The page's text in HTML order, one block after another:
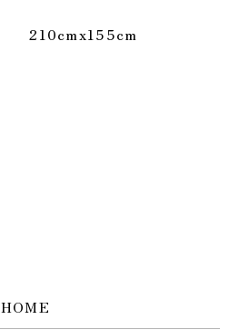
210cmx155cm
HOME